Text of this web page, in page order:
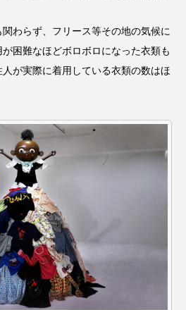
わらず、フリース等その地の気候に
困難なほどボロボロになった衣類も
が実際に着用している衣類の数はほ